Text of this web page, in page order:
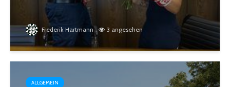
Frederik Hartmann 3 angesehen
ALLGEMEIN